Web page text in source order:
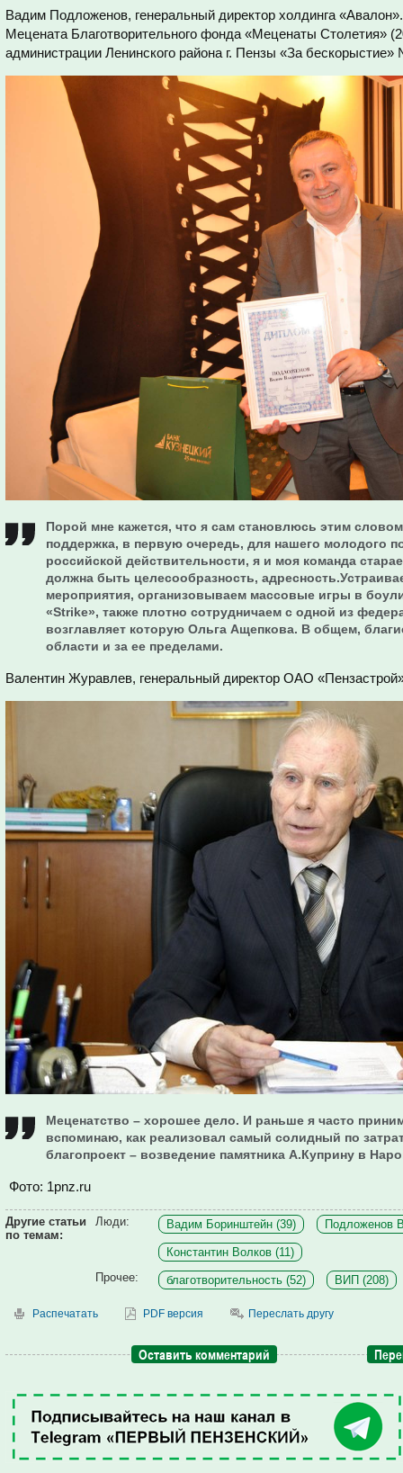
Вадим Подложенов, генеральный директор холдинга
Мецената Благотворительного фонда «Меценаты Столетия»
администрации Ленинского района г. Пензы «За бескорыстие»
Порой мне кажется, что я сам становлюсь этим
поддержка, в первую очередь, для нашего молодого
российской действительности, я и моя команда
должна быть целесообразность,
мероприятия, организовываем массовые игры в
«Strike», также плотно сотрудничаем с одной из
возглавляет которую Ольга Ащепкова. В общем,
области и за ее пределами.
Валентин Журавлев, генеральный директор ОАО
Меценатство – хорошее дело. И раньше я часто
вспоминаю, как реализовал самый солидный по
благопроект – возведение памятника А.Куприну в
Фото: 1pnz.ru
Другие статьи
по темам:
Люди: Вадим Боринштейн (39) Подложенов
Константин Волков (11)
Прочее:
благотворительность (52) ВИП (208)
Распечатать PDF версия Переслать другу
Оставить комментарий